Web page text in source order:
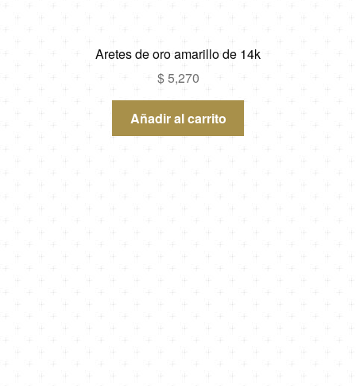
Aretes de oro amarillo de 14k
$5,270
Añadir al carrito